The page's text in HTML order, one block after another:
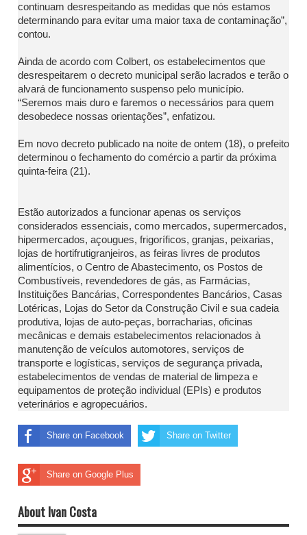
continuam desrespeitando as medidas que nós estamos
determinando para evitar uma maior taxa de contaminação”,
contou.
Ainda de acordo com Colbert, os estabelecimentos que
desrespeitarem o decreto municipal serão lacrados e terão o
alvará de funcionamento suspenso pelo município.
“Seremos mais duro e faremos o necessários para quem
desobedece nossas orientações”, enfatizou.
Em novo decreto publicado na noite de ontem (18), o prefeito
determinou o fechamento do comércio a partir da próxima
quinta-feira (21).
Estão autorizados a funcionar apenas os serviços
considerados essenciais, como mercados, supermercados,
hipermercados, açougues, frigoríficos, granjas, peixarias,
lojas de hortifrutigranjeiros, as feiras livres de produtos
alimentícios, o Centro de Abastecimento, os Postos de
Combustíveis, revendedores de gás, as Farmácias,
Instituições Bancárias, Correspondentes Bancários, Casas
Lotéricas, Lojas do Setor da Construção Civil e sua cadeia
produtiva, lojas de auto-peças, borracharias, oficinas
mecânicas e demais estabelecimentos relacionados à
manutenção de veículos automotores, serviços de
transporte e logísticas, serviços de segurança privada,
estabelecimentos de vendas de material de limpeza e
equipamentos de proteção individual (EPIs) e produtos
veterinários e agropecuários.
Share on Facebook Share on Twitter
Share on Google Plus
About Ivan Costa